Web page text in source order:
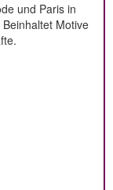
und Paris in
Motive